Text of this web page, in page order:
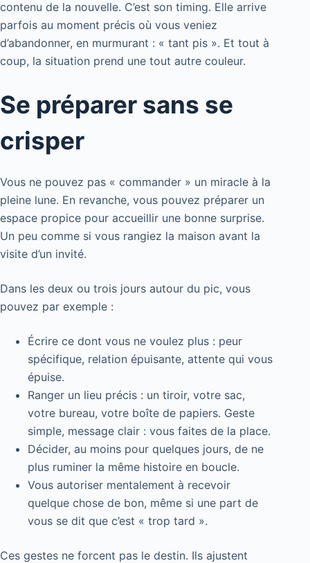
contenu de la nouvelle. C’est son timing. Elle arrive
parfois au moment précis où vous veniez
d’abandonner, en murmurant : « tant pis ». Et tout à
coup, la situation prend une tout autre couleur.
Se préparer sans se
crisper
Vous ne pouvez pas « commander » un miracle à la
pleine lune. En revanche, vous pouvez préparer un
espace propice pour accueillir une bonne surprise.
Un peu comme si vous rangiez la maison avant la
visite d’un invité.
Dans les deux ou trois jours autour du pic, vous
pouvez par exemple :
Écrire ce dont vous ne voulez plus : peur
spécifique, relation épuisante, attente qui vous
épuise.
Ranger un lieu précis : un tiroir, votre sac,
votre bureau, votre boîte de papiers. Geste
simple, message clair : vous faites de la place.
Décider, au moins pour quelques jours, de ne
plus ruminer la même histoire en boucle.
Vous autoriser mentalement à recevoir
quelque chose de bon, même si une part de
vous se dit que c’est « trop tard ».
Ces gestes ne forcent pas le destin. Ils ajustent